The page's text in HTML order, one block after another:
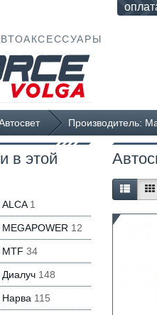
Производитель:
в этой
ALCA1
MEGAPOWER 12
MTF 34
Диалуч 148
Нарва 115